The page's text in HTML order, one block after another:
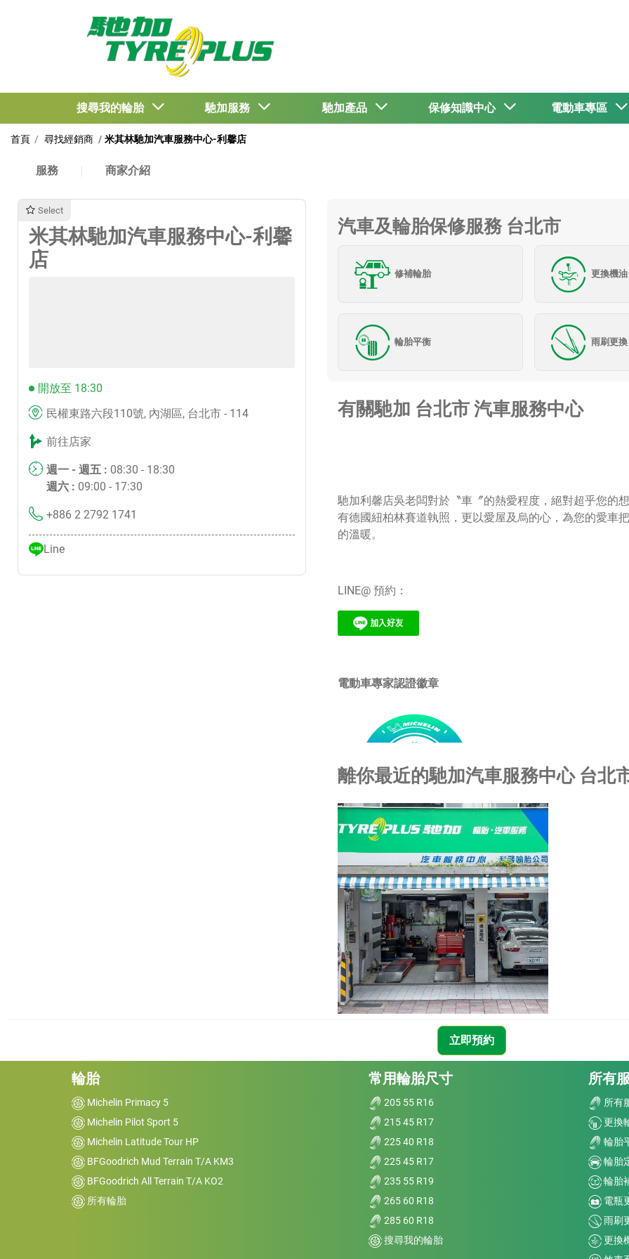
搜尋我的輪胎 馳加服務 馳加產品 保修知識中心 電動車專區
首頁 尋找經銷商 米其林馳加汽車服務中心-利馨店
服務 商家介紹
Select
米其林馳加汽車服務中心-利馨
店
開放至 18:30
民權東路六段110號, 內湖區, 台北市 - 114
前往店家
週一 - 週五 : 08:30 - 18:30
週六 : 09:00 - 17:30
+886 2 2792 1741
Line
汽車及輪胎保修服務 台北市
修補輪胎 更換機油
輪胎平衡 雨刷更換
有關馳加 台北市 汽車服務中心
馳加利馨店吳老闆對於〝車〞的熱愛程度，絕對超乎您的
有德國紐柏林賽道執照，更以愛屋及烏的心，為您的愛車
的溫暖。
LINE@ 預約：
電動車專家認證徽章
離你最近的馳加汽車服務中心 台北
立即預約
輪胎
Michelin Primacy 5
Michelin Pilot Sport 5
Michelin Latitude Tour HP
BFGoodrich Mud Terrain T/A KM3
BFGoodrich All Terrain T/A KO2
所有輪胎
常用輪胎尺寸
205 55 R16
215 45 R17
225 40 R18
225 45 R17
235 55 R19
265 60 R18
285 60 R18
搜尋我的輪胎
所有
所有
更換
輪胎
輪胎
輪胎
電瓶
雨刷
更換